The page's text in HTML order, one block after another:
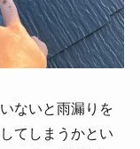
ないと雨漏りを
てしまうかとい